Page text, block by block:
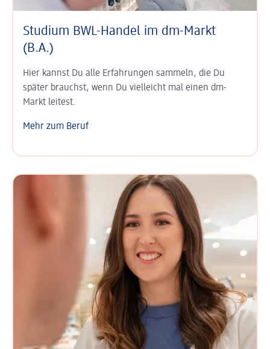
Studium BWL-Handel im dm-Markt
(B.A.)
Hier kannst Du alle Erfahrungen sammeln, die Du
später brauchst, wenn Du vielleicht mal einen dm-
Markt leitest.
Mehr zum Beruf